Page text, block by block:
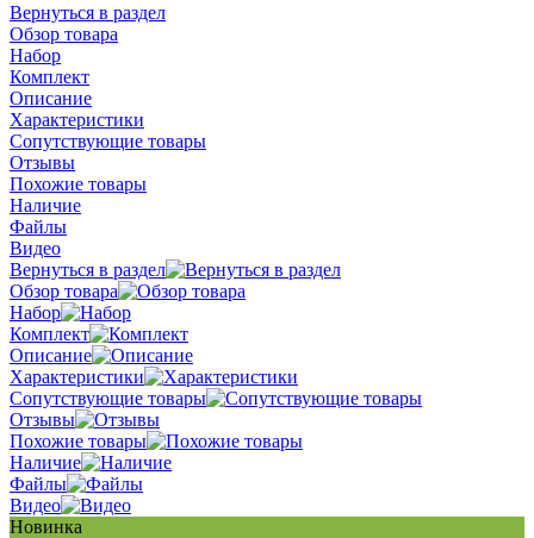
Вернуться в раздел
Обзор товара
Набор
Комплект
Описание
Характеристики
Сопутствующие товары
Отзывы
Похожие товары
Наличие
Файлы
Видео
Вернуться в раздел
Обзор товара
Набор
Комплект
Описание
Характеристики
Сопутствующие товары
Отзывы
Похожие товары
Наличие
Файлы
Видео
Новинка